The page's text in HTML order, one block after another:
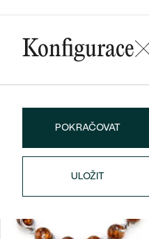
Wave
Konfigurace
POKRAČOVAT
ULOŽIT
Mohlo by se